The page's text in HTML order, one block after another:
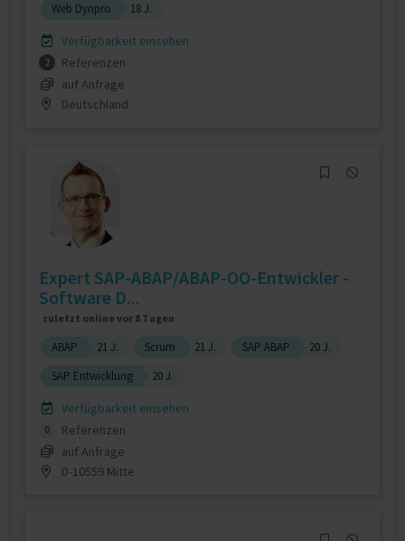
Web Dynpro
18 J.
Verfügbarkeit einsehen
2
Referenzen
auf Anfrage
Deutschland
Expert SAP-ABAP/ABAP-OO-Entwickler -
Software D...
zuletzt online vor 8 Tagen
ABAP 21 J. Scrum 21 J. SAP ABAP
20 J.
SAP Entwicklung
20 J.
Verfügbarkeit einsehen
0
Referenzen
auf Anfrage
D-10559 Mitte